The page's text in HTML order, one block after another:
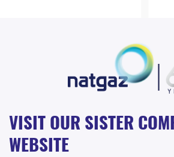
VISIT OUR SISTER
WEBSITE